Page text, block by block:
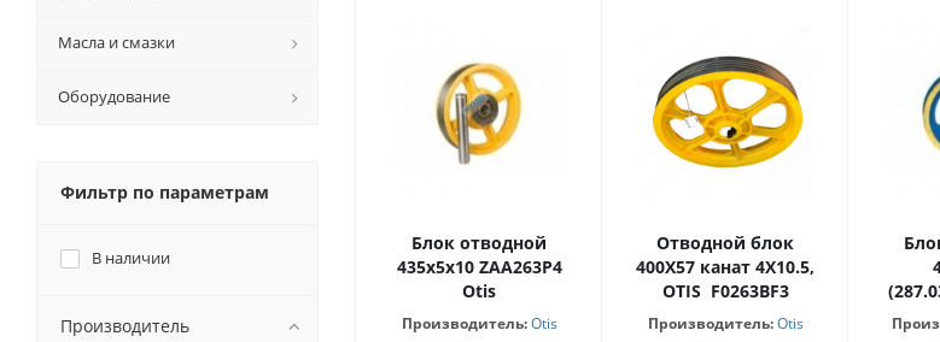
Блок отводной
435х5х10 ZAA263P4
Otis
Производитель: Otis
Отводной блок
400X57 канат 4X10.5,
OTIS F0263BF3
Производитель: Otis
Масла и смазки
Оборудование
Фильтр по параметрам
В наличии
Производитель